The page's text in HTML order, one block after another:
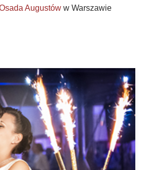
Augustów w Warszawie